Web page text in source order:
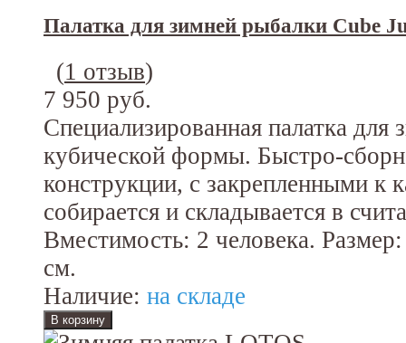
Палатка для зимней рыбалки Cube
(1 отзыв)
7 950 руб.
Специализированная палатка для
кубической формы. Быстро-
конструкции, с закрепленными к
собирается и складывается в
Вместимость: 2 человека.
см.
Наличие: на складе